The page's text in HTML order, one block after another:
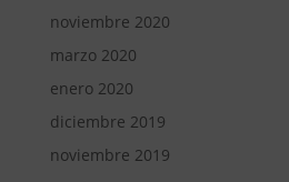
noviembre 2020
marzo 2020
enero 2020
diciembre 2019
noviembre 2019